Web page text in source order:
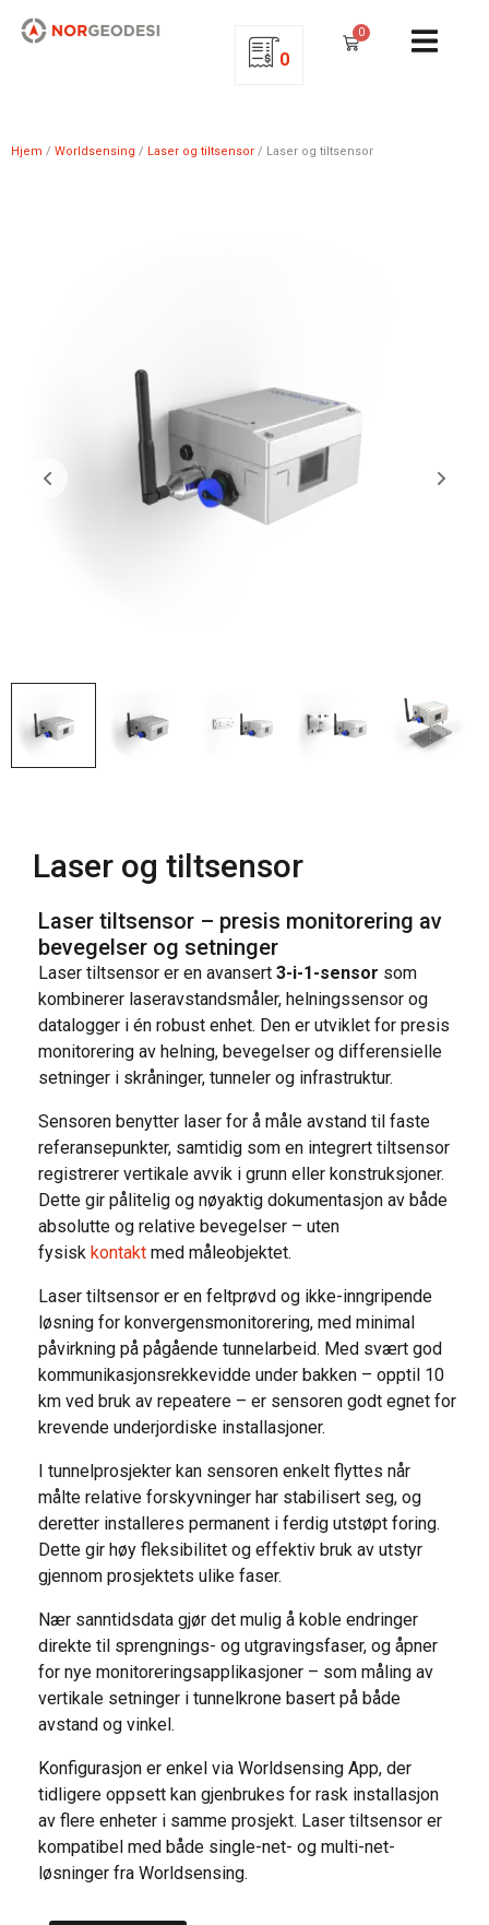
0
0
Hjem / Worldsensing / Laser og tiltsensor / Laser og tiltsensor
Laser og tiltsensor
Laser tiltsensor – presis monitorering av
bevegelser og setninger
Laser tiltsensor er en avansert 3-i-1-sensor som
kombinerer laseravstandsmåler, helningssensor og
datalogger i én robust enhet. Den er utviklet for presis
monitorering av helning, bevegelser og differensielle
setninger i skråninger, tunneler og infrastruktur.
Sensoren benytter laser for å måle avstand til faste
referansepunkter, samtidig som en integrert tiltsensor
registrerer vertikale avvik i grunn eller konstruksjoner.
Dette gir pålitelig og nøyaktig dokumentasjon av både
absolutte og relative bevegelser – uten
fysisk kontakt med måleobjektet.
Laser tiltsensor er en feltprøvd og ikke-inngripende
løsning for konvergensmonitorering, med minimal
påvirkning på pågående tunnelarbeid. Med svært god
kommunikasjonsrekkevidde under bakken – opptil 10
km ved bruk av repeatere – er sensoren godt egnet for
krevende underjordiske installasjoner.
I tunnelprosjekter kan sensoren enkelt flyttes når
målte relative forskyvninger har stabilisert seg, og
deretter installeres permanent i ferdig utstøpt foring.
Dette gir høy fleksibilitet og effektiv bruk av utstyr
gjennom prosjektets ulike faser.
Nær sanntidsdata gjør det mulig å koble endringer
direkte til sprengnings- og utgravingsfaser, og åpner
for nye monitoreringsapplikasjoner – som måling av
vertikale setninger i tunnelkrone basert på både
avstand og vinkel.
Konfigurasjon er enkel via Worldsensing App, der
tidligere oppsett kan gjenbrukes for rask installasjon
av flere enheter i samme prosjekt. Laser tiltsensor er
kompatibel med både single-net- og multi-net-
løsninger fra Worldsensing.